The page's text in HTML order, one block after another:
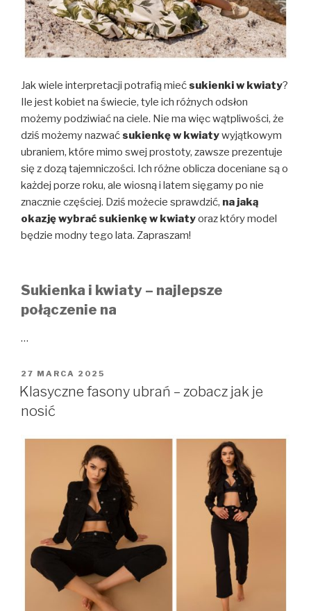
Jak wiele interpretacji potrafią miećsukienki w kwiaty?
Ile jest kobiet na świecie, tyle ich różnych odsłon
możemy podziwiać na ciele. Nie ma więc wątpliwości, że
dziś możemy nazwaćsukienkę w kwiatywyjątkowym
ubraniem, które mimo swej prostoty, zawsze prezentuje
się z dozą tajemniczości. Ich różne oblicza doceniane są o
każdej porze roku, ale wiosną i latem sięgamy po nie
znacznie częściej. Dziś możecie sprawdzić, na jaką
okazję wybrać sukienkę w kwiatyoraz który model
będzie modny tego lata. Zapraszam!
Sukienka i kwiaty – najlepsze
połączenie na
…
OPUBLIKOWANE
W
27 MARCA 2025
Klasyczne fasony ubrań – zobacz jak je
nosić